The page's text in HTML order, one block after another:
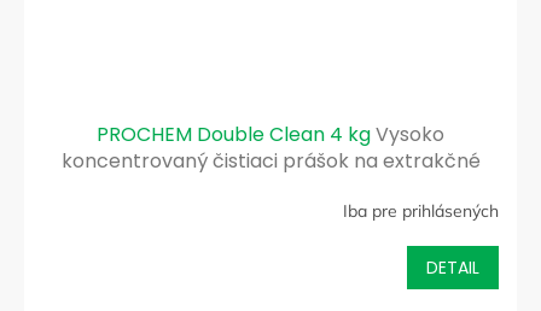
PROCHEM Double Clean 4 kgVysoko
koncentrovaný čistiaci prášok na extrakčné
Iba pre prihlásených
DETAIL